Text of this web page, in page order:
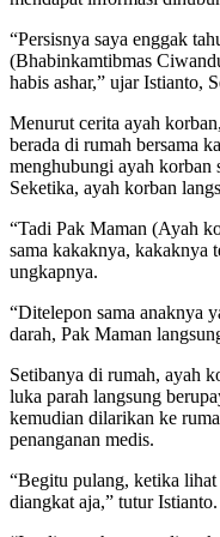
“Persisnya saya enggak
(Bhabinkamtibmas
habis ashar,” ujar Istianto,
Menurut cerita ayah
berada di rumah bersama
menghubungi ayah korban
Seketika, ayah korban
“Tadi Pak Maman (Ayah
sama kakaknya, kakaknya
ungkapnya.
“Ditelepon sama anaknya
darah, Pak Maman
Setibanya di rumah, ayah
luka parah langsung
kemudian dilarikan ke
penanganan medis.
“Begitu pulang, ketika
diangkat aja,” tutur Istianto.